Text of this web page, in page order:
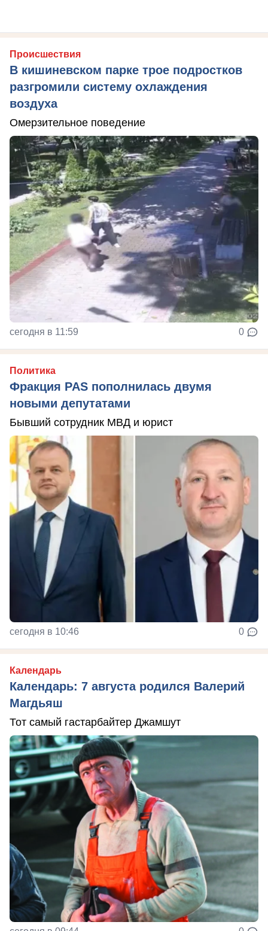
Происшествия
В кишиневском парке трое подростков
разгромили систему охлаждения
воздуха
Омерзительное поведение
сегодня в 11:59 0
Политика
Фракция PAS пополнилась двумя
новыми депутатами
Бывший сотрудник МВД и юрист
сегодня в 10:46 0
Календарь
Календарь: 7 августа родился Валерий
Магдьяш
Тот самый гастарбайтер Джамшут